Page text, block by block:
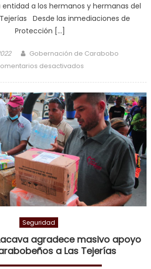
a los hermanos y hermanas del
Desde las inmediaciones de
Protección […]
Author
Gobernación de Carabobo
desactivados
a Las Tejerías
Seguridad
agradece masivo apoyo
a Las Tejerías